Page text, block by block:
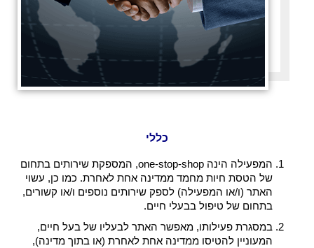
כללי
המפעילה הינה one-stop-shop, המספקת שירותים בתחום
של הטסת חיות מחמד ממדינה אחת לאחרת. כמו כן, עשוי
האתר (ו/או המפעילה) לספק שירותים נוספים ו/או קשורים,
בתחום של טיפול בבעלי חיים.
במסגרת פעילותו, מאפשר האתר לבעליו של בעל חיים,
המעוניין להטיסו ממדינה אחת לאחרת (או בתוך מדינה),